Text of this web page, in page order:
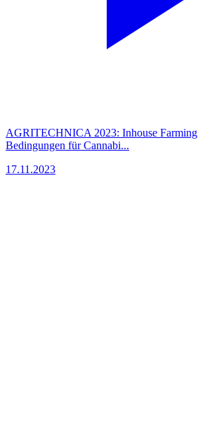
AGRITECHNICA 2023: Inhouse
Bedingungen für Cannabi...
17.11.2023